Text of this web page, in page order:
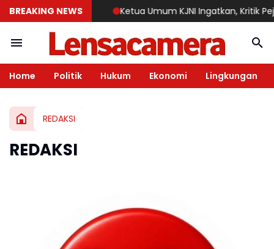
BREAKING NEWS Ketua Umum KJNI Ingatkan, Kritik
Home Politik Hukum Ekonomi Lingkungan
REDAKSI
REDAKSI